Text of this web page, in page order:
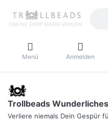
Menü Anmelden
Trollbeads
Verliere niemals Dein Gespür